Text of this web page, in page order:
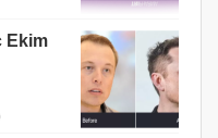
Ekim